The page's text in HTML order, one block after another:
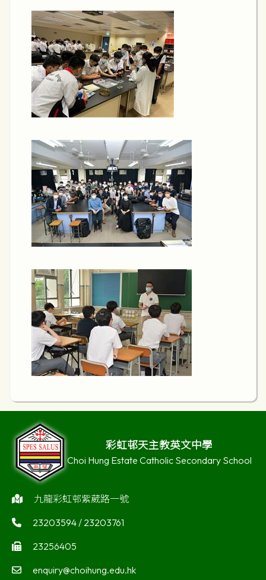
彩虹邨天主教英文中學
Choi Hung Estate Catholic Secondary School
九龍彩虹邨紫葳路一號
23203594 / 23203761
23256405
enquiry@choihung.edu.hk